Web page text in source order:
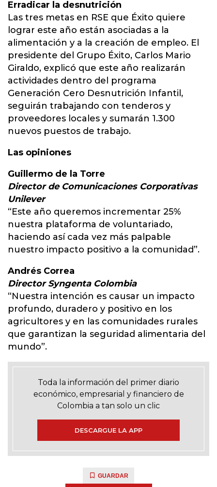
Erradicar la desnutrición
Las tres metas en RSE que Éxito quiere
lograr este año están asociadas a la
alimentación y a la creación de empleo. El
presidente del Grupo Éxito, Carlos Mario
Giraldo, explicó que este año realizarán
actividades dentro del programa
Generación Cero Desnutrición Infantil,
seguirán trabajando con tenderos y
proveedores locales y sumarán 1.300
nuevos puestos de trabajo.
Las opiniones
Guillermo de la Torre
Director de Comunicaciones Corporativas
Unilever
“Este año queremos incrementar 25%
nuestra plataforma de voluntariado,
haciendo así cada vez más palpable
nuestro impacto positivo a la comunidad”.
Andrés Correa
Director Syngenta Colombia
“Nuestra intención es causar un impacto
profundo, duradero y positivo en los
agricultores y en las comunidades rurales
que garantizan la seguridad alimentaria del
mundo”.
Toda la información del primer diario
económico, empresarial y financiero de
Colombia a tan solo un clic
DESCARGUE LA APP
GUARDAR